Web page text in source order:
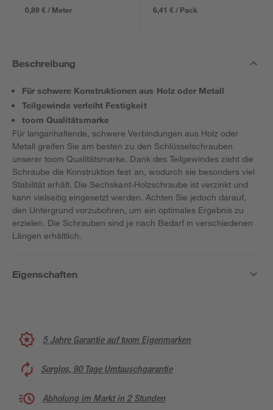
0,89 € / Meter
6,41 € / Pack
Beschreibung
Für schwere Konstruktionen aus Holz oder Metall
Teilgewinde verleiht Festigkeit
toom Qualitätsmarke
Für langanhaltende, schwere Verbindungen aus Holz oder
Metall greifen Sie am besten zu den Schlüsselschrauben
unserer toom Qualitätsmarke. Dank des Teilgewindes zieht die
Schraube die Konstruktion fest an, wodurch sie besonders viel
Stabilität erhält. Die Sechskant-Holzschraube ist verzinkt und
kann vielseitig eingesetzt werden. Achten Sie jedoch darauf,
den Untergrund vorzubohren, um ein optimales Ergebnis zu
erzielen. Die Schrauben sind je nach Bedarf in verschiedenen
Längen erhältlich.
Eigenschaften
5 Jahre Garantie auf toom Eigenmarken
Sorglos, 90 Tage Umtauschgarantie
Abholung im Markt in 2 Stunden